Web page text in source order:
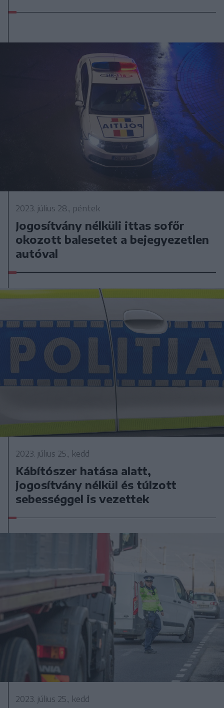
2023. július 28., péntek
Jogosítvány nélküli ittas sofőr
okozott balesetet a bejegyezetlen
autóval
2023. július 25., kedd
Kábítószer hatása alatt,
jogosítvány nélkül és túlzott
sebességgel is vezettek
2023. július 25., kedd